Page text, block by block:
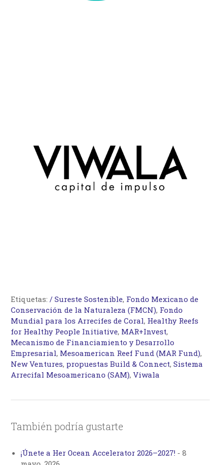
Etiquetas:/ Sureste Sostenible, Fondo Mexicano de
Conservación de la Naturaleza (FMCN), Fondo
Mundial para los Arrecifes de Coral, Healthy Reefs
for Healthy People Initiative, MAR+Invest,
Mecanismo de Financiamiento y Desarrollo
Empresarial, Mesoamerican Reef Fund (MAR Fund),
New Ventures, propuestas Build & Connect,Sistema
Arrecifal Mesoamericano (SAM),Viwala
También podría gustarte
¡Únete a Her Ocean Accelerator 2026–2027! -8